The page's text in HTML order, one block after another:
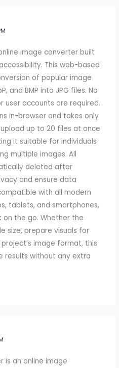
image converter built
This web-based
of popular image
and BMP into JPG files. No
user accounts are required.
in-browser and takes only
up to 20 files at once
it suitable for individuals
multiple images. All
deleted after
and ensure data
with all modern
tablets, and smartphones,
the go. Whether the
size, prepare visuals for
image format, this
results without any extra
is an online image